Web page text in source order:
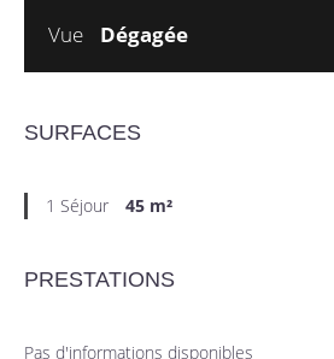
Vue
Dégagée
SURFACES
1 Séjour 45 m²
PRESTATIONS
Pas d'informations disponibles